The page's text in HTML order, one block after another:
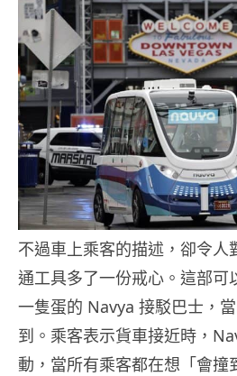
不過車上乘客的描述，卻令人
通工具多了一份戒心。這部可
一隻蛋的 Navya 接駁巴士，
到。乘客表示貨車接近時，
動，當所有乘客都在想「會撞